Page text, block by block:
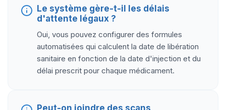
Le système gère-t-il les délais
d'attente légaux ?
Oui, vous pouvez configurer des formules
automatisées qui calculent la date de libération
sanitaire en fonction de la date d'injection et du
délai prescrit pour chaque médicament.
Peut-on joindre des scans